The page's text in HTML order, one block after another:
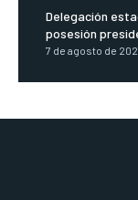
Delegación
posesión
7 de agosto de